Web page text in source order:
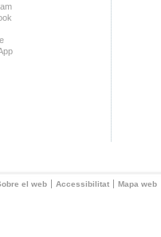
el web Accessibilitat Mapa web